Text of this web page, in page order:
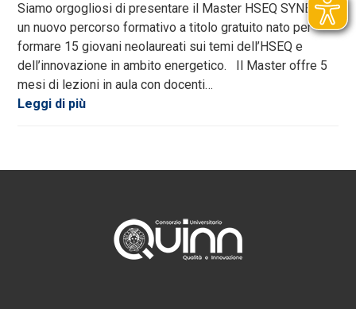
Siamo orgogliosi di presentare il Master HSEQ SYNERGY,
un nuovo percorso formativo a titolo gratuito nato per
formare 15 giovani neolaureati sui temi dell’HSEQ e
dell’innovazione in ambito energetico. Il Master offre 5
mesi di lezioni in aula con docenti…
Leggi di più